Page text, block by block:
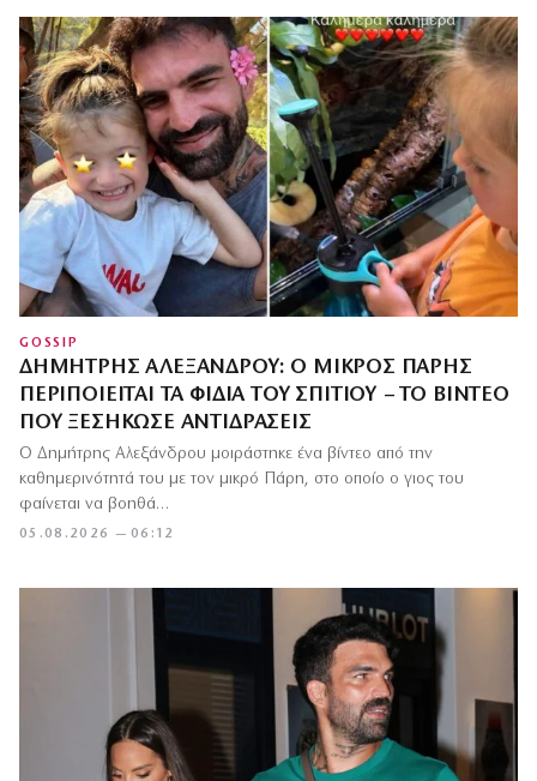
GOSSIP
ΔΗΜΉΤΡΗΣ ΑΛΕΞΆΝΔΡΟΥ: Ο ΜΙΚΡΌΣ ΠΆΡΗΣ
ΠΕΡΙΠΟΙΕΊΤΑΙ ΤΑ ΦΊΔΙΑ ΤΟΥ ΣΠΙΤΙΟΎ – ΤΟ ΒΊΝΤΕΟ
ΠΟΥ ΞΕΣΉΚΩΣΕ ΑΝΤΙΔΡΆΣΕΙΣ
05.08.2026 — 06:12
Ο Δημήτρης Αλεξάνδρου μοιράστηκε ένα βίντεο από την
καθημερινότητά του με τον μικρό Πάρη, στο οποίο ο γιος του
φαίνεται να βοηθά…